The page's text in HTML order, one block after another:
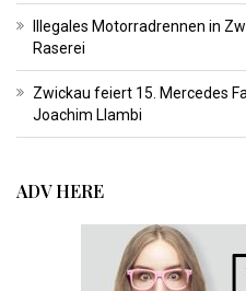
Illegales Motorradrennen in
Raserei
Zwickau feiert 15. Mercedes
Joachim Llambi
ADV HERE